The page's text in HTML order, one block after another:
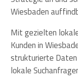
Wiesbaden
Mit gezielten
Kunden in
strukturierte
lokale